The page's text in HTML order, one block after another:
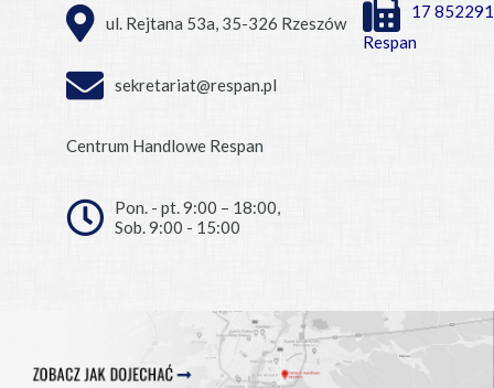
ul. Rejtana 53a, 35-326 Rzeszów
17
Respan
sekretariat@respan.pl
Centrum Handlowe Respan
Pon. - pt. 9:00 – 18:00,
Sob. 9:00 - 15:00